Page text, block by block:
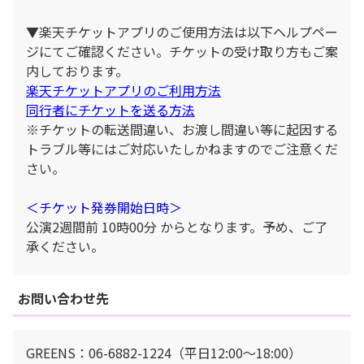
▼楽天チケットアプリのご使用方法は以下ヘルプペー
ジにてご確認ください。チケットの受け取り方もご案
内しております。
楽天チケットアプリのご利用方法
同行者にチケットを送る方法
※チケットの転送間違い、お渡し間違い等に起因する
トラブル等にはご対応いたしかねますのでご注意くだ
さい。
＜チケット発券開始日時＞
公演2週間前 10時00分 からとなります。予め、ご了
承ください。
お問い合わせ先
GREENS：06-6882-1224（平日12:00～18:00）